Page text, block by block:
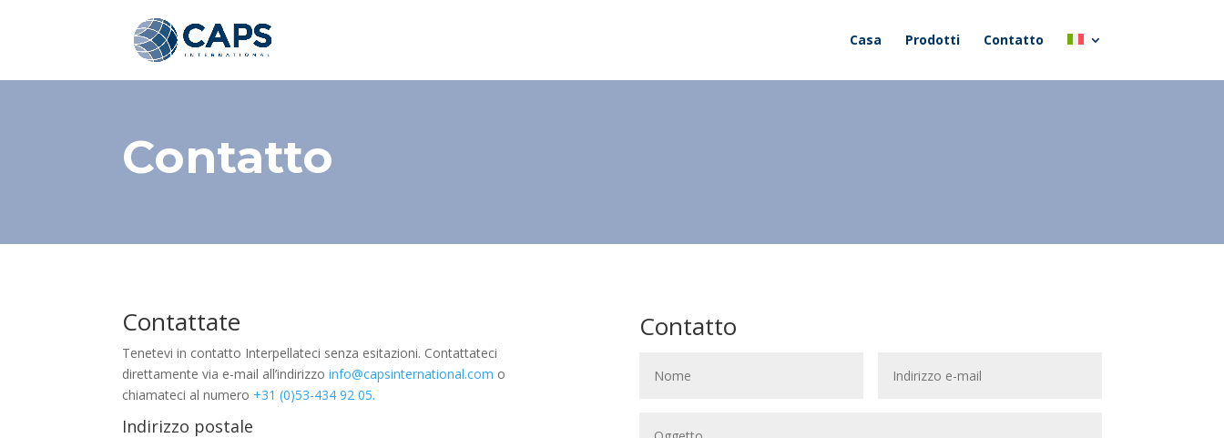
Casa Prodotti Contatto
Contatto
Contattate
Tenetevi in contatto Interpellateci senza esitazioni. Contattateci
direttamente via e-mail all’indirizzoinfo@capsinternational.com o
chiamateci al numero +31 (0)53-434 92 05.
Indirizzo postale
Contatto